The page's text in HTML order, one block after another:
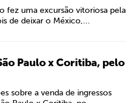
fez uma excursão vitoriosa pela
de deixar o México,...
Paulo x Coritiba, pelo
sobre a venda de ingressos